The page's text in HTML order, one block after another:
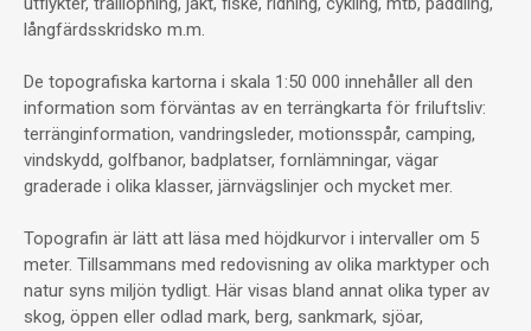
långfärdsskridsko m.m.
De topografiska kartorna i skala 1:50 000 innehåller all den
information som förväntas av en terrängkarta för friluftsliv:
terränginformation, vandringsleder, motionsspår, camping,
vindskydd, golfbanor, badplatser, fornlämningar, vägar
graderade i olika klasser, järnvägslinjer och mycket mer.
Topografin är lätt att läsa med höjdkurvor i intervaller om 5
meter. Tillsammans med redovisning av olika marktyper och
natur syns miljön tydligt. Här visas bland annat olika typer av
skog, öppen eller odlad mark, berg, sankmark, sjöar,